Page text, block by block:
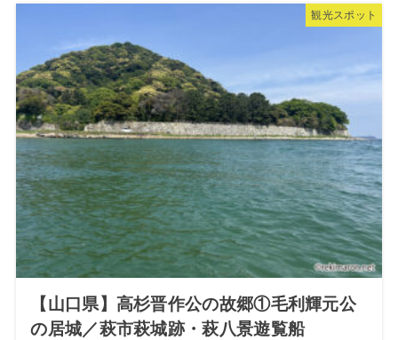
観光スポット
【山口県】高杉晋作公の故郷①毛利輝元公
の居城／萩市萩城跡・萩八景遊覧船